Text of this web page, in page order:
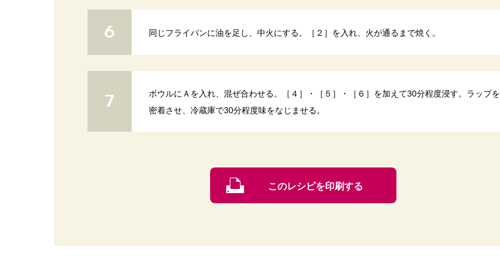
同じフライパンに油を足し、中火にする。［２］を入れ、火が通るまで焼く。
ボウルにＡを入れ、混ぜ合わせる。［４］・［５］・［６］を加えて30分程度浸す。ラップを
密着させ、冷蔵庫で30分程度味をなじませる。
このレシピを印刷する